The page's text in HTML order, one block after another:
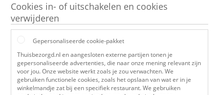
Cookies in- of uitschakelen en cookies
verwijderen
Gepersonaliseerde cookie-pakket
Thuisbezorgd.nl en aangesloten externe partijen tonen je
gepersonaliseerde advertenties, die naar onze mening relevant zijn
voor jou. Onze website werkt zoals je zou verwachten. We
gebruiken functionele cookies, zoals het opslaan van wat er in je
winkelmandje zat bij een specifiek restaurant. We gebruiken